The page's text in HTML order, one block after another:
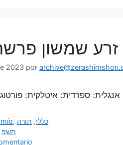
| זרע שמשון
2023 por
, כללי, תורה
תשפ